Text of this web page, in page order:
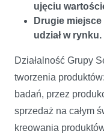
ujęciu
Drugie
udział w rynku.
Działalność Grupy
tworzenia
badań, przez
sprzedaż na całym
kreowania